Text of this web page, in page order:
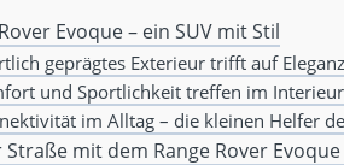
Evoque – ein SUV mit Stil
geprägtes Exterieur trifft auf Eleganz
und Sportlichkeit treffen im
im Alltag – die kleinen Helfer
mit dem Range Rover Evoque